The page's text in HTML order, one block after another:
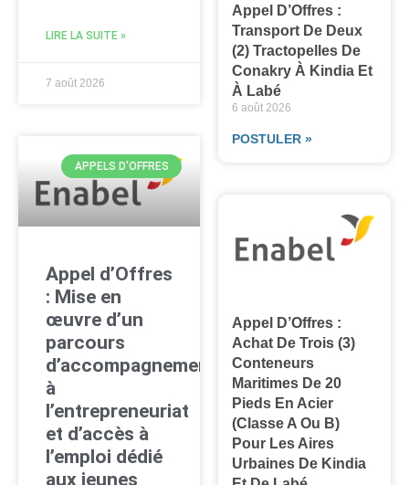
LIRE LA SUITE »
7 août 2026
APPELS D'OFFRES
Appel d’Offres
: Mise en
œuvre d’un
parcours
d’accompagnement
à
l’entrepreneuriat
et d’accès à
l’emploi dédié
aux jeunes
Appel D’Offres :
Transport De Deux
(2) Tractopelles De
Conakry À Kindia Et
À Labé
6 août 2026
POSTULER »
Appel D’Offres :
Achat De Trois (3)
Conteneurs
Maritimes De 20
Pieds En Acier
(classe A Ou B)
Pour Les Aires
Urbaines De Kindia